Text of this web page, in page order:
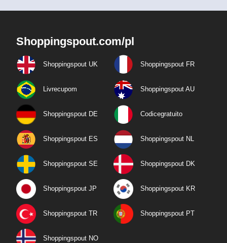
Shoppingspout.com/pl
Shoppingspout UK Shoppingspout FR
Livrecupom Shoppingspout AU
Shoppingspout DE Codicegratuito
Shoppingspout ES Shoppingspout NL
Shoppingspout SE Shoppingspout DK
Shoppingspout JP Shoppingspout KR
Shoppingspout TR Shoppingspout PT
Shoppingspout NO